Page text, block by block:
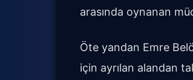
arasında oynanan
Öte yandan Emre
için ayrılan alandan